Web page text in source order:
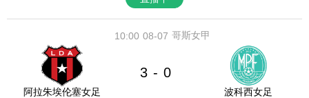
08-07
10:00 哥斯女甲
阿拉朱埃伦塞女足
3 - 0
波科西女足